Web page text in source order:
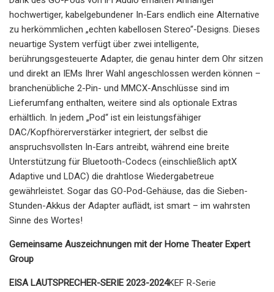
hochwertiger, kabelgebundener In-Ears endlich eine Alternative
zu herkömmlichen „echten kabellosen Stereo“-Designs. Dieses
neuartige System verfügt über zwei intelligente,
berührungsgesteuerte Adapter, die genau hinter dem Ohr sitzen
und direkt an IEMs Ihrer Wahl angeschlossen werden können –
branchenübliche 2-Pin- und MMCX-Anschlüsse sind im
Lieferumfang enthalten, weitere sind als optionale Extras
erhältlich. In jedem „Pod“ ist ein leistungsfähiger
DAC/Kopfhörerverstärker integriert, der selbst die
anspruchsvollsten In-Ears antreibt, während eine breite
Unterstützung für Bluetooth-Codecs (einschließlich aptX
Adaptive und LDAC) die drahtlose Wiedergabetreue
gewährleistet. Sogar das GO-Pod-Gehäuse, das die Sieben-
Stunden-Akkus der Adapter auflädt, ist smart – im wahrsten
Sinne des Wortes!
Gemeinsame Auszeichnungen mit der Home Theater Expert
Group
EISA LAUTSPRECHER-SERIE 2023-2024KEF R-Serie